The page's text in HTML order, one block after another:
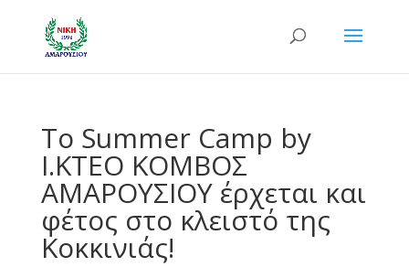
Το Summer Camp by
Ι.ΚΤΕΟ ΚΟΜΒΟΣ
ΑΜΑΡΟΥΣΙΟΥ έρχεται και
φέτος στο κλειστό της
Κοκκινιάς!